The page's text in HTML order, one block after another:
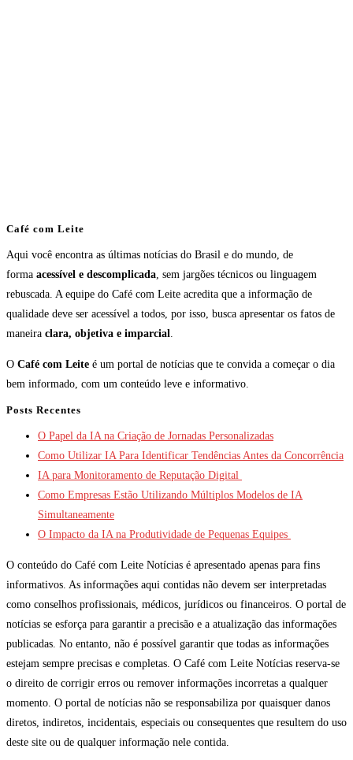
Café com Leite
Aqui você encontra as últimas notícias do Brasil e do mundo, de
forma acessível e descomplicada, sem jargões técnicos ou linguagem
rebuscada. A equipe do Café com Leite acredita que a informação de
qualidade deve ser acessível a todos, por isso, busca apresentar os fatos de
maneira clara, objetiva e imparcial.
O Café com Leite é um portal de notícias que te convida a começar o dia
bem informado, com um conteúdo leve e informativo.
Posts Recentes
O Papel da IA na Criação de Jornadas Personalizadas
Como Utilizar IA Para Identificar Tendências Antes da Concorrência
IA para Monitoramento de Reputação Digital
Como Empresas Estão Utilizando Múltiplos Modelos de IA
Simultaneamente
O Impacto da IA na Produtividade de Pequenas Equipes
O conteúdo do Café com Leite Notícias é apresentado apenas para fins
informativos. As informações aqui contidas não devem ser interpretadas
como conselhos profissionais, médicos, jurídicos ou financeiros. O portal de
notícias se esforça para garantir a precisão e a atualização das informações
publicadas. No entanto, não é possível garantir que todas as informações
estejam sempre precisas e completas. O Café com Leite Notícias reserva-se
o direito de corrigir erros ou remover informações incorretas a qualquer
momento. O portal de notícias não se responsabiliza por quaisquer danos
diretos, indiretos, incidentais, especiais ou consequentes que resultem do uso
deste site ou de qualquer informação nele contida.